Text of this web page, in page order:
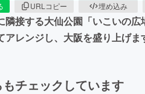
URLコピー 埋め込み
接する大仙公園「いこいの
レンジし、大阪を盛り上げ
チェックしています